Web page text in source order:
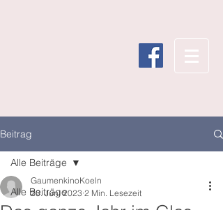
Beitrag
Alle Beiträge
Alle Beiträge
GaumenkinoKoeln
23. Juni 2023 2 Min. Lesezeit